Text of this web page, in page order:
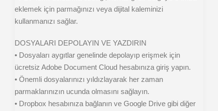
eklemek için parmağınızı veya dijital kaleminizi
kullanmanızı sağlar.
DOSYALARI DEPOLAYIN VE YAZDIRIN
• Dosyaları aygıtlar genelinde depolayıp erişmek için
ücretsiz Adobe Document Cloud hesabınıza giriş yapın.
• Önemli dosyalarınızı yıldızlayarak her zaman
parmaklarınızın ucunda olmasını sağlayın.
• Dropbox hesabınıza bağlanın ve Google Drive gibi diğer